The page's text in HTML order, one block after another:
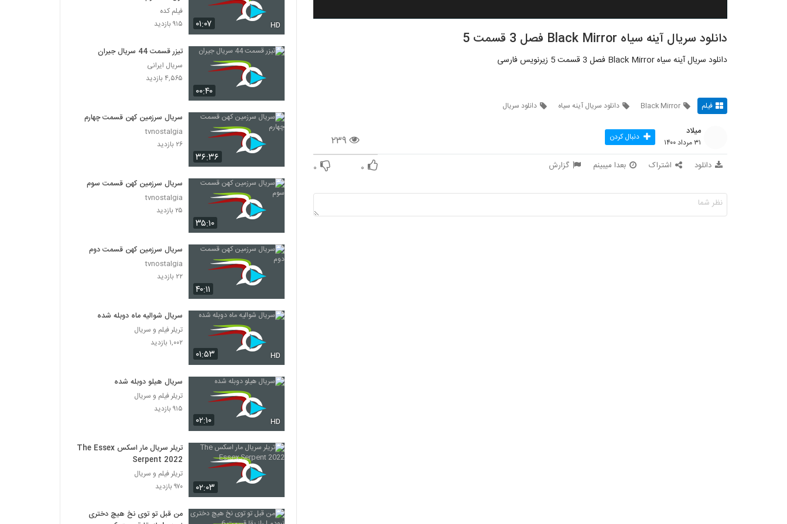
دانلود سریال آینه سیاه Black Mirror فصل 3 قسمت 5
دانلود سریال آینه سیاه Black Mirror فصل 3 قسمت 5 زیرنویس فارسی
فیلم Black Mirror دانلود سریال آینه سیاه دانلود سریال
۲۳۹
میلاد
۳۱ مرداد ۱۴۰۰ دنبال کردن
دانلود اشتراک بعدا میبینم گزارش ۰ ۰
۰۱:۰۷ HD
فیلم کده
۹۱۵ بازدید
۰۰:۴۰
تیزر قسمت 44 سریال جیران
سریال ایرانی
۴,۵۶۵ بازدید
۳۶:۳۶
سریال سرزمین کهن قسمت چهارم
tvnostalgia
۲۶ بازدید
۳۵:۱۰
سریال سرزمین کهن قسمت سوم
tvnostalgia
۲۵ بازدید
۴۰:۱۱
سریال سرزمین کهن قسمت دوم
tvnostalgia
۲۲ بازدید
۰۱:۵۳ HD
سریال شوالیه ماه دوبله شده
تریلر فیلم و سریال
۱,۰۰۲ بازدید
۰۲:۱۰ HD
سریال هیلو دوبله شده
تریلر فیلم و سریال
۹۱۵ بازدید
۰۲:۰۳
تریلر سریال مار اسکس The Essex
Serpent 2022
تریلر فیلم و سریال
۹۷۰ بازدید
من قبل تو توی نخ هیچ دختری